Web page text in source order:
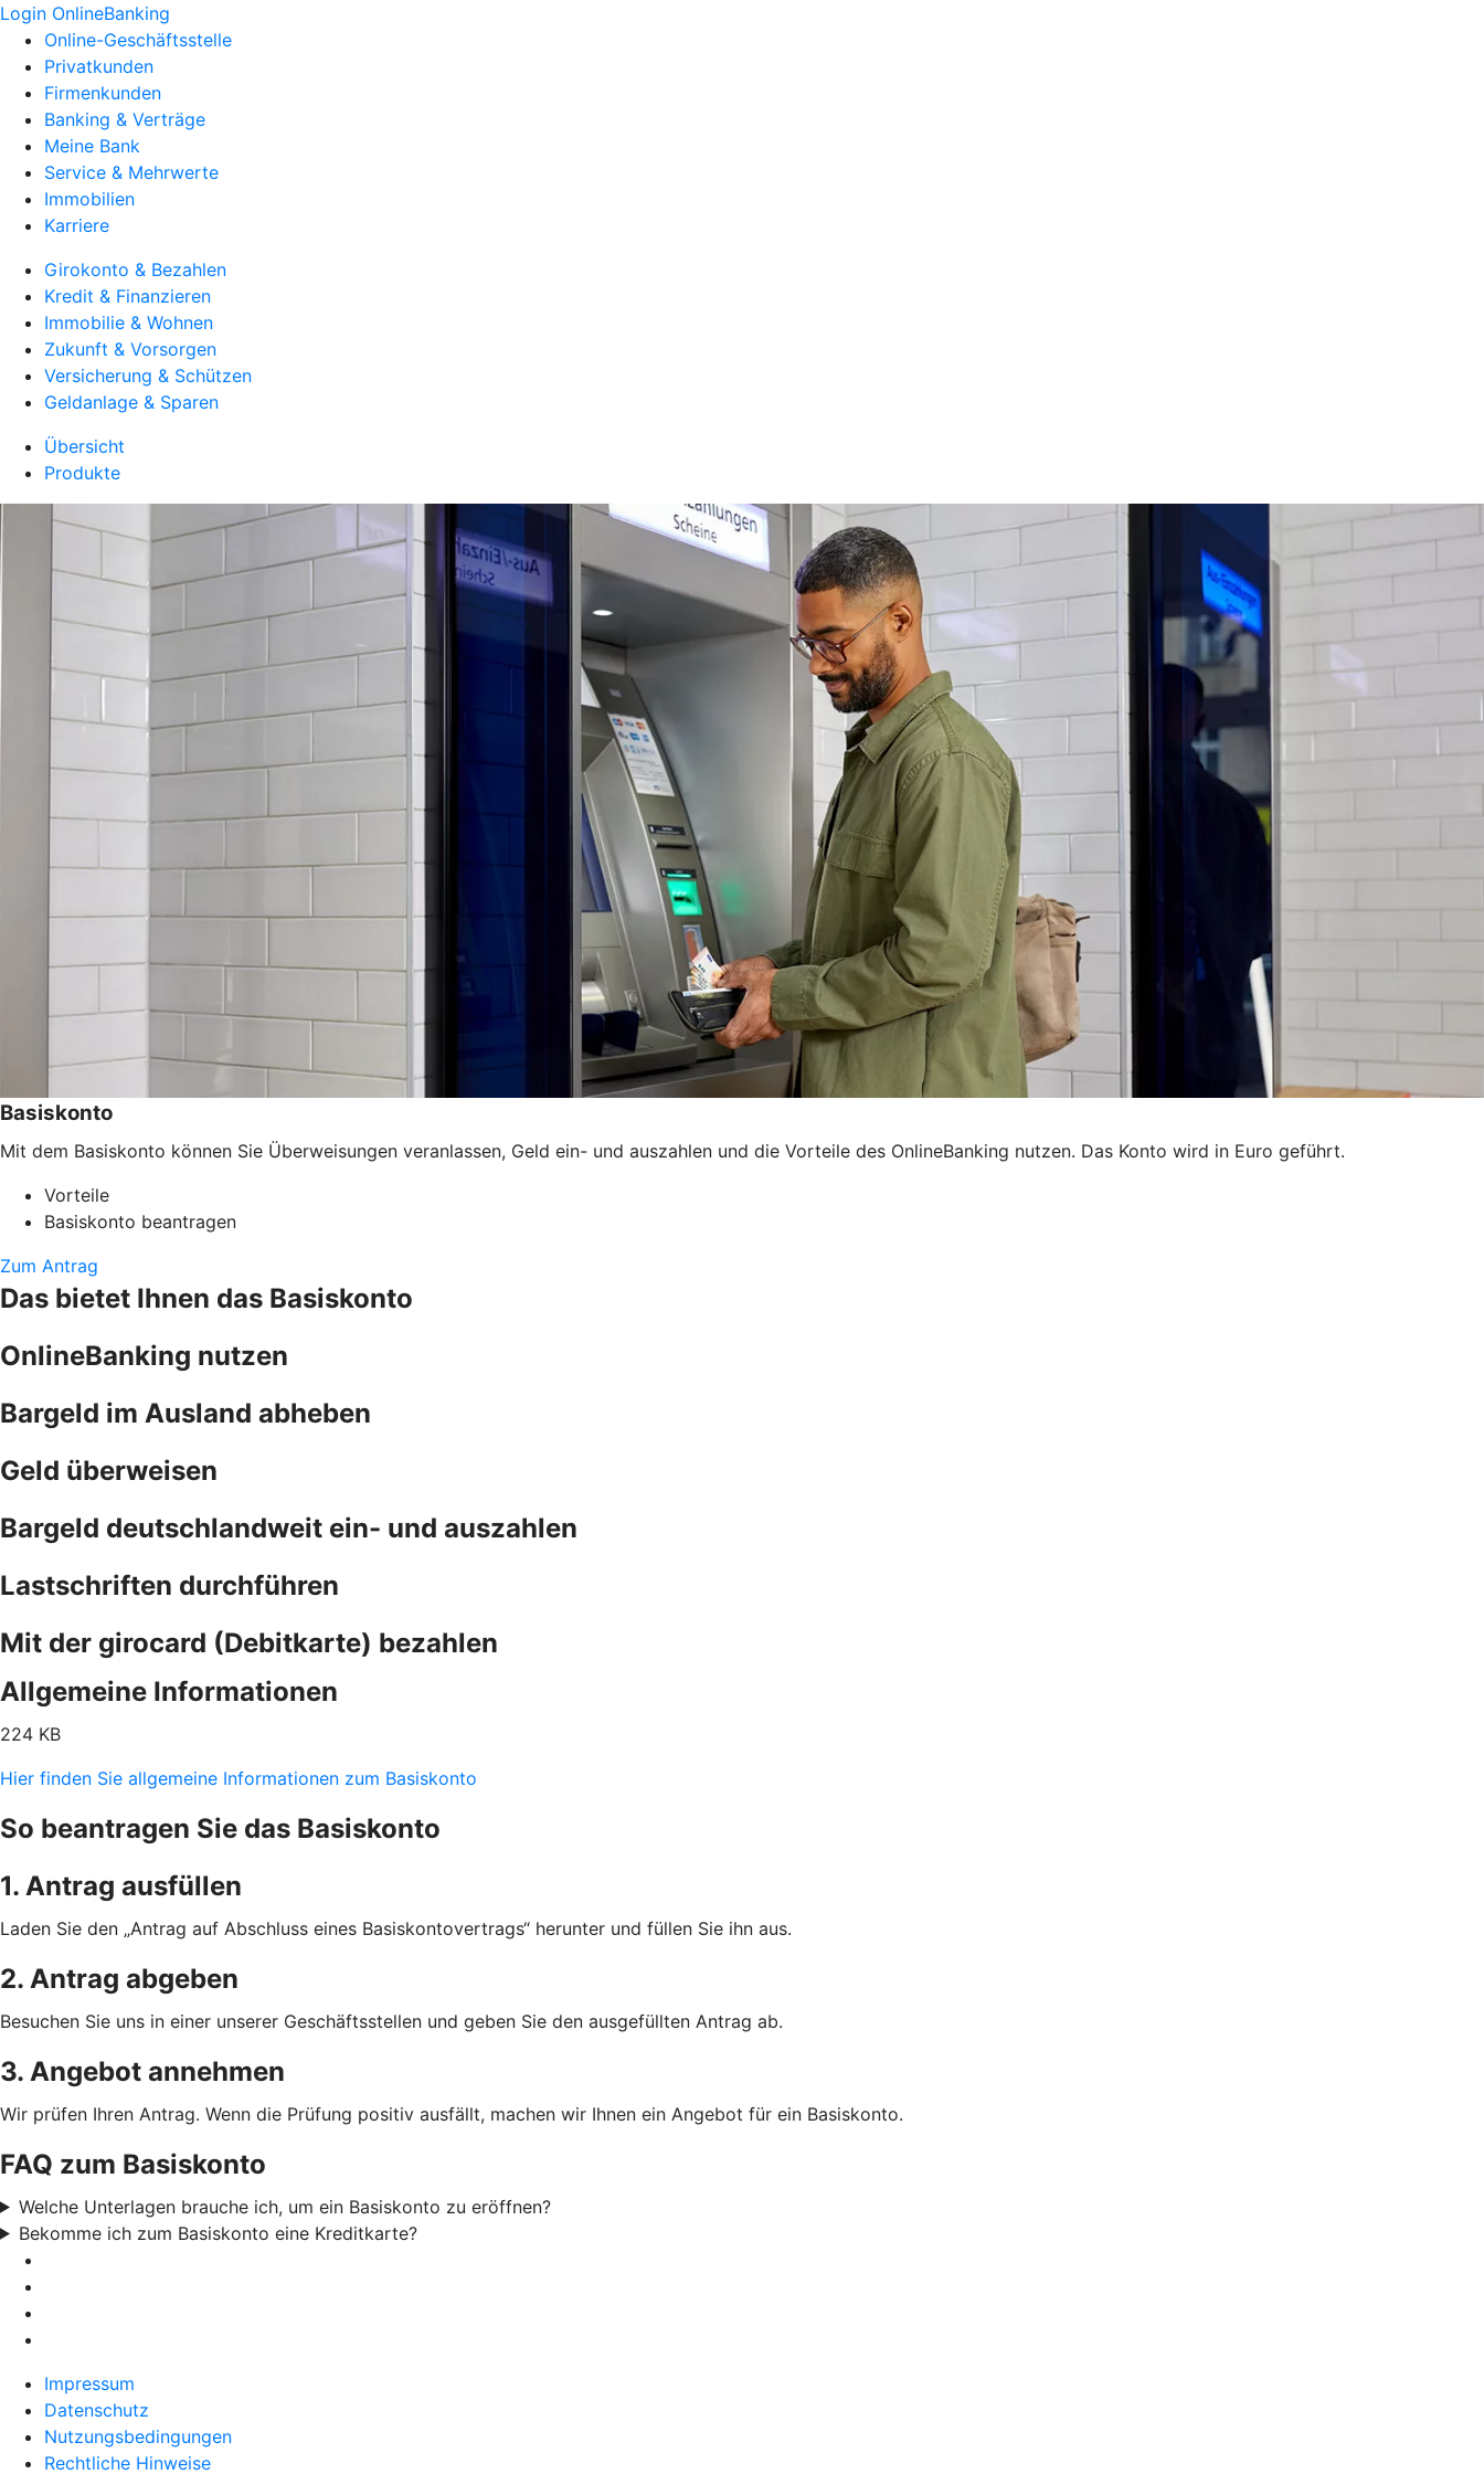
Login OnlineBanking
Online-Geschäftsstelle
Privatkunden
Firmenkunden
Banking & Verträge
Meine Bank
Service & Mehrwerte
Immobilien
Karriere
Girokonto & Bezahlen
Kredit & Finanzieren
Immobilie & Wohnen
Zukunft & Vorsorgen
Versicherung & Schützen
Geldanlage & Sparen
Übersicht
Produkte
Basiskonto
Mit dem Basiskonto können Sie Überweisungen veranlassen, Geld ein- und auszahlen und die Vorteile des OnlineBanking nutzen. Das Konto wird in Euro geführt.
Vorteile
Basiskonto beantragen
Zum Antrag
Das bietet Ihnen das Basiskonto
OnlineBanking nutzen
Bargeld im Ausland abheben
Geld überweisen
Bargeld deutschlandweit ein- und auszahlen
Lastschriften durchführen
Mit der girocard (Debitkarte) bezahlen
Allgemeine Informationen
224 KB
Hier finden Sie allgemeine Informationen zum Basiskonto
So beantragen Sie das Basiskonto
1. Antrag ausfüllen
Laden Sie den „Antrag auf Abschluss eines Basiskontovertrags“ herunter und füllen Sie ihn aus.
2. Antrag abgeben
Besuchen Sie uns in einer unserer Geschäftsstellen und geben Sie den ausgefüllten Antrag ab.
3. Angebot annehmen
Wir prüfen Ihren Antrag. Wenn die Prüfung positiv ausfällt, machen wir Ihnen ein Angebot für ein Basiskonto.
FAQ zum Basiskonto
Welche Unterlagen brauche ich, um ein Basiskonto zu eröffnen?
Bekomme ich zum Basiskonto eine Kreditkarte?
Impressum
Datenschutz
Nutzungsbedingungen
Rechtliche Hinweise